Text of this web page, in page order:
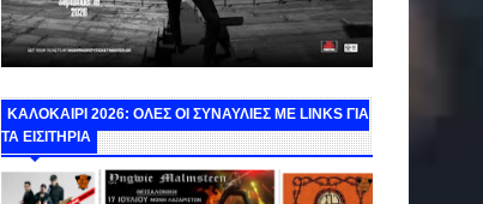
ΚΑΛΟΚΑΙΡΙ 2026: ΟΛΕΣ ΟΙ ΣΥΝΑΥΛΙΕΣ ΜΕ LINKS ΓΙΑ
ΤΑ ΕΙΣΙΤΗΡΙΑ